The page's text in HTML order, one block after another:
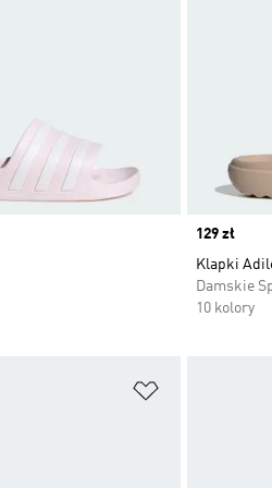
Price
129 zł
Klapki
Damskie
10 kolory